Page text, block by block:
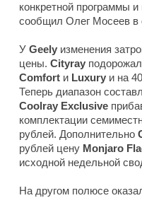
конкретной программы
сообщил Олег Мосеев в
У Geely изменения
цены. Cityray
Comfort и Luxury и на
Теперь диапазон
Coolray Exclusive
комплектации
рублей. Дополнительно
рублей цену Monjaro
исходной недельной
На другом полюсе